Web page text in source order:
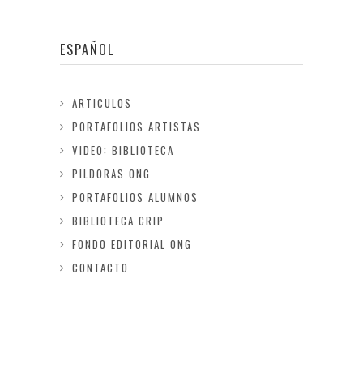
ESPAÑOL
ARTICULOS
PORTAFOLIOS ARTISTAS
VIDEO: BIBLIOTECA
PILDORAS ONG
PORTAFOLIOS ALUMNOS
BIBLIOTECA CRIP
FONDO EDITORIAL ONG
CONTACTO